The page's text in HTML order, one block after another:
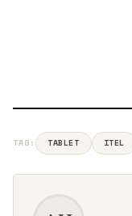
TAG: TABLET ITEL